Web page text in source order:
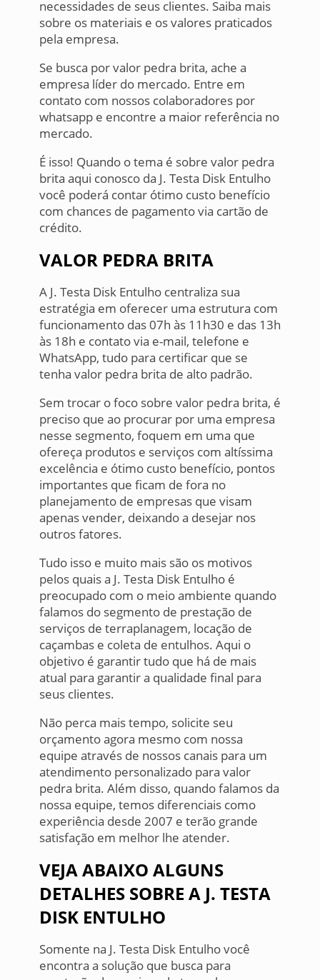
necessidades de seus clientes. Saiba mais
sobre os materiais e os valores praticados
pela empresa.
Se busca por valor pedra brita, ache a
empresa líder do mercado. Entre em
contato com nossos colaboradores por
whatsapp e encontre a maior referência no
mercado.
É isso! Quando o tema é sobre valor pedra
brita aqui conosco da J. Testa Disk Entulho
você poderá contar ótimo custo benefício
com chances de pagamento via cartão de
crédito.
VALOR PEDRA BRITA
A J. Testa Disk Entulho centraliza sua
estratégia em oferecer uma estrutura com
funcionamento das 07h às 11h30 e das 13h
às 18h e contato via e-mail, telefone e
WhatsApp, tudo para certificar que se
tenha valor pedra brita de alto padrão.
Sem trocar o foco sobre valor pedra brita, é
preciso que ao procurar por uma empresa
nesse segmento, foquem em uma que
ofereça produtos e serviços com altíssima
excelência e ótimo custo benefício, pontos
importantes que ficam de fora no
planejamento de empresas que visam
apenas vender, deixando a desejar nos
outros fatores.
Tudo isso e muito mais são os motivos
pelos quais a J. Testa Disk Entulho é
preocupado com o meio ambiente quando
falamos do segmento de prestação de
serviços de terraplanagem, locação de
caçambas e coleta de entulhos. Aqui o
objetivo é garantir tudo que há de mais
atual para garantir a qualidade final para
seus clientes.
Não perca mais tempo, solicite seu
orçamento agora mesmo com nossa
equipe através de nossos canais para um
atendimento personalizado para valor
pedra brita. Além disso, quando falamos da
nossa equipe, temos diferenciais como
experiência desde 2007 e terão grande
satisfação em melhor lhe atender.
VEJA ABAIXO ALGUNS
DETALHES SOBRE A J. TESTA
DISK ENTULHO
Somente na J. Testa Disk Entulho você
encontra a solução que busca para